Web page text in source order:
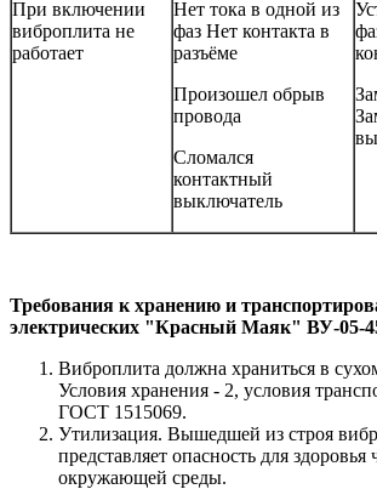
При включении
виброплита не
работает
Нет тока в одной из
фаз Нет контакта в
разъёме
Произошел обрыв
про­вода
Сломался
контактный
выключатель
Требования к хранению и
электрических "Красный Маяк" ВУ-05-
Виброплита должна храниться в
Условия хранения - 2, условия
ГОСТ 15150­69.
Утилизация. Вышедшей из строя
представляет опасность для здоровья
окружающей среды.